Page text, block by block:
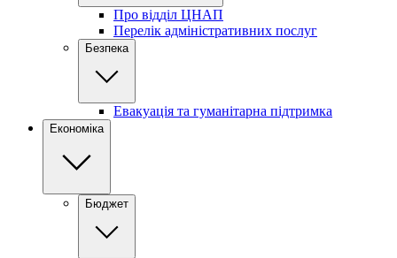
Про відділ ЦНАП
Перелік адміністративних послуг
Безпека
Евакуація та гуманітарна підтримка
Економіка
Бюджет